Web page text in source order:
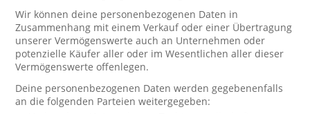
Wir können deine personenbezogenen Daten in
Zusammenhang mit einem Verkauf oder einer Übertragung
unserer Vermögenswerte auch an Unternehmen oder
potenzielle Käufer aller oder im Wesentlichen aller dieser
Vermögenswerte offenlegen.
Deine personenbezogenen Daten werden gegebenenfalls
an die folgenden Parteien weitergegeben: